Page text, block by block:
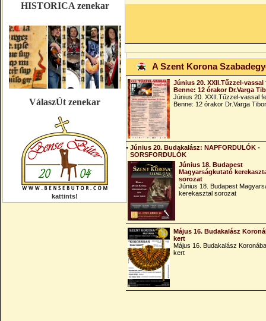
HISTORICA zenekar
VálaszÚt zenekar
kattints!
A Szent Korona
Június 20. XXII.Tűzzel-
Benne: 12 órakor Dr.Varga
Június 20. XXII.Tűzzel-vassal
Benne: 12 órakor Dr.Varga Tibor
• Június 20. Budakalász: NAPFORDULÓK -
SORSFORDULÓK
Június 18. Budapest
Magyarságkutató
sorozat
Június 18. Budapest
kerekasztal sorozat
Május 16. Budakalász
kert
Május 16. Budakalász
kert